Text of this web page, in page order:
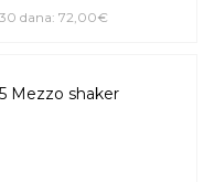
dana: 72,00€
Mezzo shaker